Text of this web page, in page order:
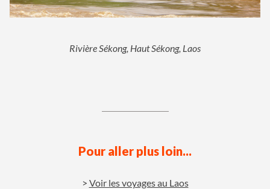
Rivière Sékong, Haut Sékong, Laos
Pour aller plus loin...
Voir les voyages au Laos